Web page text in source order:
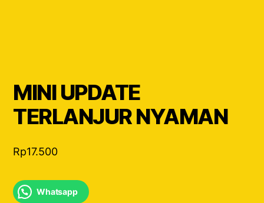
MINI UPDATE
TERLANJUR NYAMAN
Rp17.500
Whatsapp